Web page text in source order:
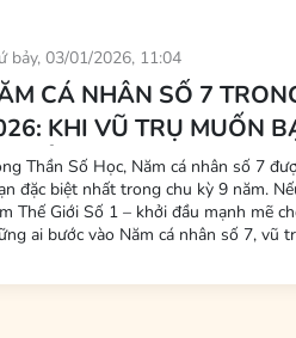
bảy, 03/01/2026, 11:04
CÁ NHÂN SỐ 7
KHI VŨ TRỤ MUỐN
ĐỂ THỨC TỈNH
Thần Số Học, Năm cá nhân số 7
đặc biệt nhất trong chu kỳ 9 năm.
Thế Giới Số 1 – khởi đầu mạnh mẽ
ai bước vào Năm cá nhân số 7, vũ
tựu bên ngoài, mà là lúc quay về